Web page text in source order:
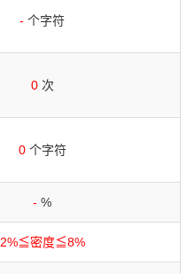
- 个字符
0次
0个字符
- %
2%≦密度≦8%